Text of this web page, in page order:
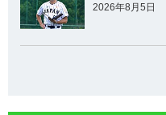
2026年8月5日